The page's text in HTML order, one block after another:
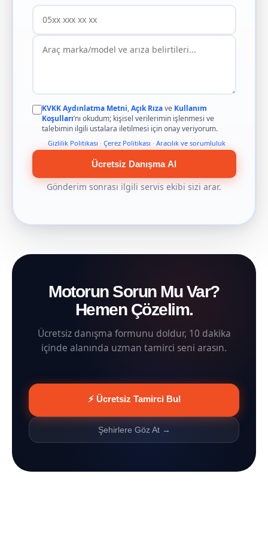
KVKK Aydınlatma Metni,Açık Rızave Kullanım
Koşulları’nı okudum; kişisel verilerimin işlenmesi ve
talebimin ilgili ustalara iletilmesi için onay veriyorum.
Gizlilik Politikası · Çerez Politikası · Aracılık ve sorumluluk
Ücretsiz Danışma Al
Gönderim sonrası ilgili servis ekibi sizi arar.
Motorun Sorun Mu Var?
Hemen Çözelim.
Ücretsiz danışma formunu doldur, 10 dakika
içinde alanında uzman tamirci seni arasın.
⚡ Ücretsiz Tamirci Bul
Şehirlere Göz At →